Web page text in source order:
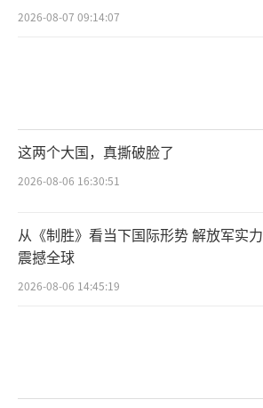
2026-08-07 09:14:07
这两个大国，真撕破脸了
2026-08-06 16:30:51
从《制胜》看当下国际形势 解放军实力
震撼全球
2026-08-06 14:45:19